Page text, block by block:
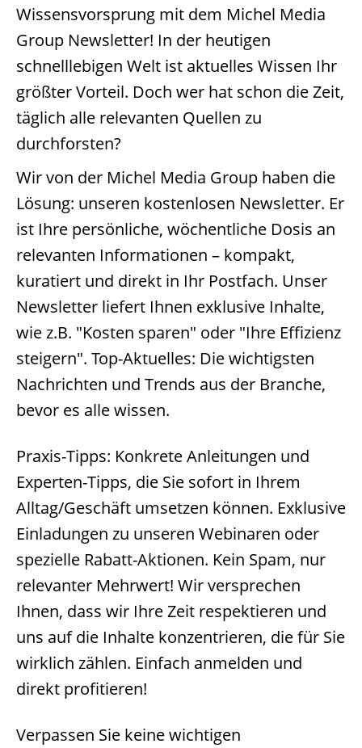
Wissensvorsprung mit dem Michel Media
Group Newsletter! In der heutigen
schnelllebigen Welt ist aktuelles Wissen Ihr
größter Vorteil. Doch wer hat schon die Zeit,
täglich alle relevanten Quellen zu
durchforsten?
Wir von der Michel Media Group haben die
Lösung: unseren kostenlosen Newsletter. Er
ist Ihre persönliche, wöchentliche Dosis an
relevanten Informationen – kompakt,
kuratiert und direkt in Ihr Postfach. Unser
Newsletter liefert Ihnen exklusive Inhalte,
wie z.B. "Kosten sparen" oder "Ihre Effizienz
steigern". Top-Aktuelles: Die wichtigsten
Nachrichten und Trends aus der Branche,
bevor es alle wissen.
Praxis-Tipps: Konkrete Anleitungen und
Experten-Tipps, die Sie sofort in Ihrem
Alltag/Geschäft umsetzen können. Exklusive
Einladungen zu unseren Webinaren oder
spezielle Rabatt-Aktionen. Kein Spam, nur
relevanter Mehrwert! Wir versprechen
Ihnen, dass wir Ihre Zeit respektieren und
uns auf die Inhalte konzentrieren, die für Sie
wirklich zählen. Einfach anmelden und
direkt profitieren!
Verpassen Sie keine wichtigen